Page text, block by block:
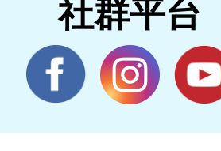
社群平台